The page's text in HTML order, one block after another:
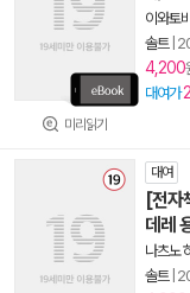
미리읽기
이와토
솔트|
4,200
대여가
대여
[전자
데레
나츠노
솔트|